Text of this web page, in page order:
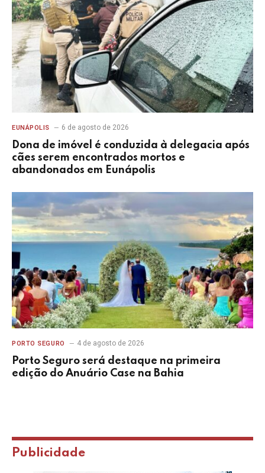
EUNÁPOLIS 6 de agosto de 2026
Dona de imóvel é conduzida à delegacia após
cães serem encontrados mortos e
abandonados em Eunápolis
PORTO SEGURO 4 de agosto de 2026
Porto Seguro será destaque na primeira
edição do Anuário Case na Bahia
Publicidade